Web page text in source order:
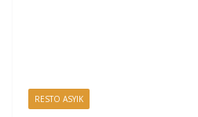
RESTO ASYIK